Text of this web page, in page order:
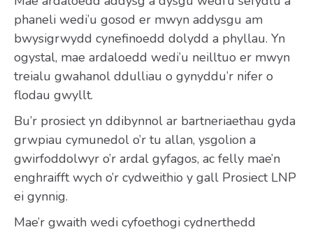
phaneli wedi’u gosod er mwyn addysgu am
bwysigrwydd cynefinoedd dolydd a phyllau. Yn
ogystal, mae ardaloedd wedi’u neilltuo er mwyn
treialu gwahanol ddulliau o gynyddu’r nifer o
flodau gwyllt.
Bu’r prosiect yn ddibynnol ar bartneriaethau gyda
grwpiau cymunedol o’r tu allan, ysgolion a
gwirfoddolwyr o’r ardal gyfagos, ac felly mae’n
enghraifft wych o’r cydweithio y gall Prosiect LNP
ei gynnig.
Mae’r gwaith wedi cyfoethogi cydnerthedd